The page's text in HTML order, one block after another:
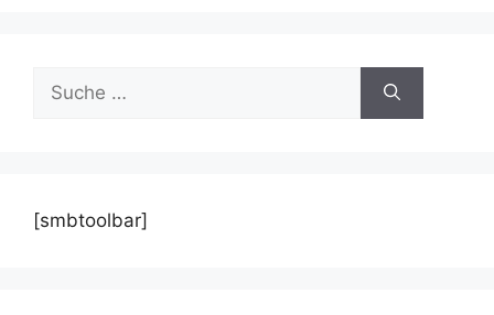
nach:
[smbtoolbar]